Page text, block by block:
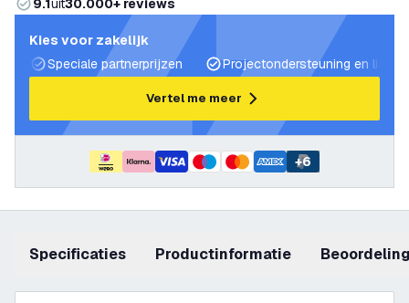
9.1uit30.000+ reviews
Kies voor zakelijk
Speciale partnerprijzen
Projectondersteuning en
Vertel me meer
+6
Specificaties productinformatie